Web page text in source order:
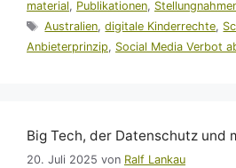
material, Publikationen,
Schlagwörter
Australien,digitale Kinderrechte,
Anbieterprinzip, Social Media Verbot
Big Tech, der Datenschutz und
20. Juli 2025 von Ralf Lankau